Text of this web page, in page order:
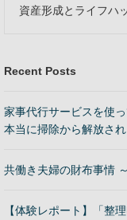
資産形成とライフハ
Recent Posts
家事代行サービスを使
本当に掃除から解放され
共働き夫婦の財布事情
【体験レポート】「整